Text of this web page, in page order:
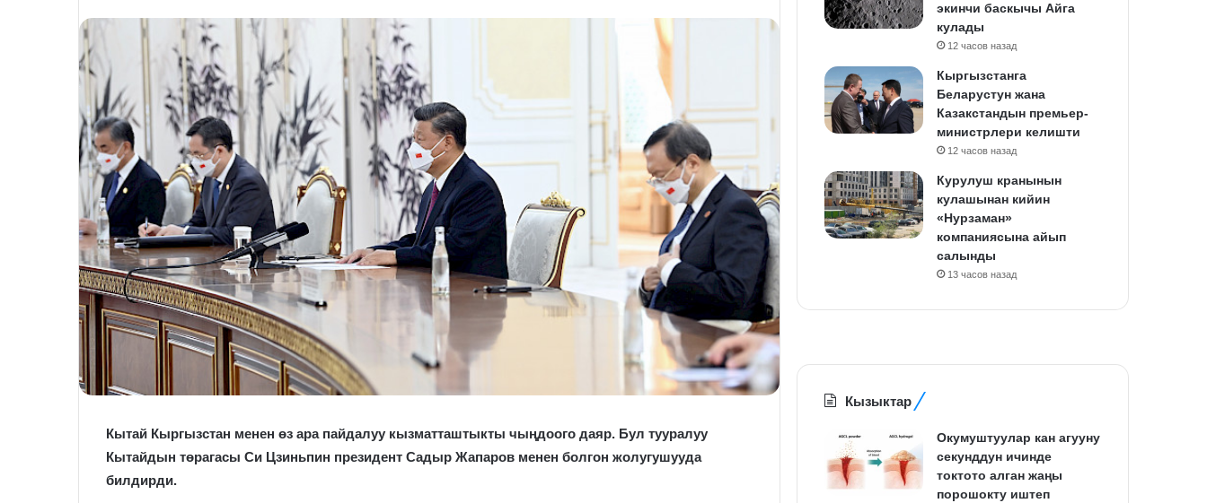
Кытай Кыргызстан менен өз ара пайдалуу кызматташтыкты чыңдоого даяр. Бул тууралуу
Кытайдын төрагасы Си Цзиньпин президент Садыр Жапаров менен болгон жолугушууда
билдирди.
экинчи баскычы Айга
кулады
12 часов назад
Кыргызстанга
Беларустун жана
Казакстандын премьер-
министрлери келишти
12 часов назад
Курулуш кранынын
кулашынан кийин
«Нурзаман»
компаниясына айып
салынды
13 часов назад
Кызыктар
Окумуштуулар кан агууну
секунддун ичинде
токтото алган жаңы
порошокту иштеп